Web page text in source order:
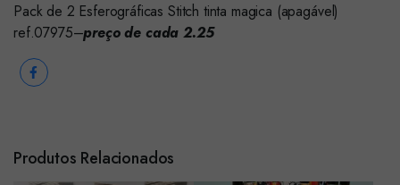
Pack de 2 Esferográficas Stitch tinta magica (apagável)
ref.07975–preço de cada 2.25
Produtos Relacionados